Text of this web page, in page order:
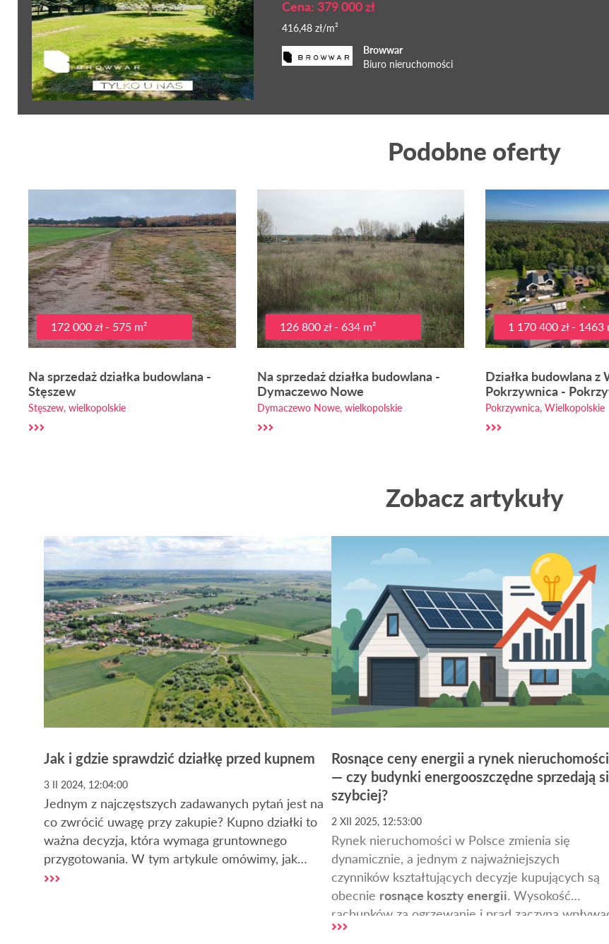
Cena: 379 000 zł
416,48 zł/m²
Browwar
Biuro nieruchomości
Podobne oferty
172 000 zł - 575 m²
Na sprzedaż działka budowlana -
Stęszew
Stęszew, wielkopolskie
126 800 zł - 634 m²
Na sprzedaż działka budowlana -
Dymaczewo Nowe
Dymaczewo Nowe, wielkopolskie
1 170 400 zł - 1463
Działka budowlana z
Pokrzywnica -
Pokrzywnica, Wielkopolskie
Zobacz artykuły
Jak i gdzie sprawdzić działkę przed kupnem
3 II 2024, 12:04:00
Jednym z najczęstszych zadawanych pytań jest na
co zwrócić uwagę przy zakupie? Kupno działki to
ważna decyzja, która wymaga gruntownego
przygotowania. W tym artykule omówimy, jak
sprawdzić działkę i na co zwrócić uwagę podczas
Rosnące ceny energii a rynek nieruchomości
— czy budynki energooszczędne sprzedają
szybciej?
2 XII 2025, 12:53:00
Rynek nieruchomości w Polsce zmienia się
dynamicznie, a jednym z najważniejszych
czynników kształtujących decyzje kupujących są
obecnie rosnące koszty energii. Wysokość
rachunków za ogrzewanie i prąd zaczyna
zarówno na wartość nieruchomości, jak i na czas